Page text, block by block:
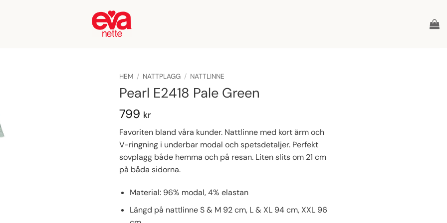
HEM / NATTPLAGG / NATTLINNE
Pearl E2418 Pale Green
799 kr
Favoriten bland våra kunder. Nattlinne med kort ärm och
V-ringning i underbar modal och spetsdetaljer. Perfekt
sovplagg både hemma och på resan. Liten slits om 21 cm
på båda sidorna.
Material: 96% modal, 4% elastan
Längd på nattlinne S & M 92 cm, L & XL 94 cm, XXL 96